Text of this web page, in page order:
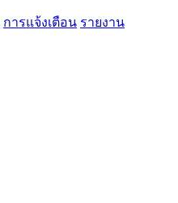
การแจ้งเตือน รายงาน